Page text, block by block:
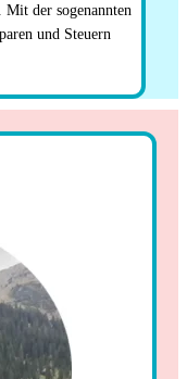
der sogenannten
und Steuern